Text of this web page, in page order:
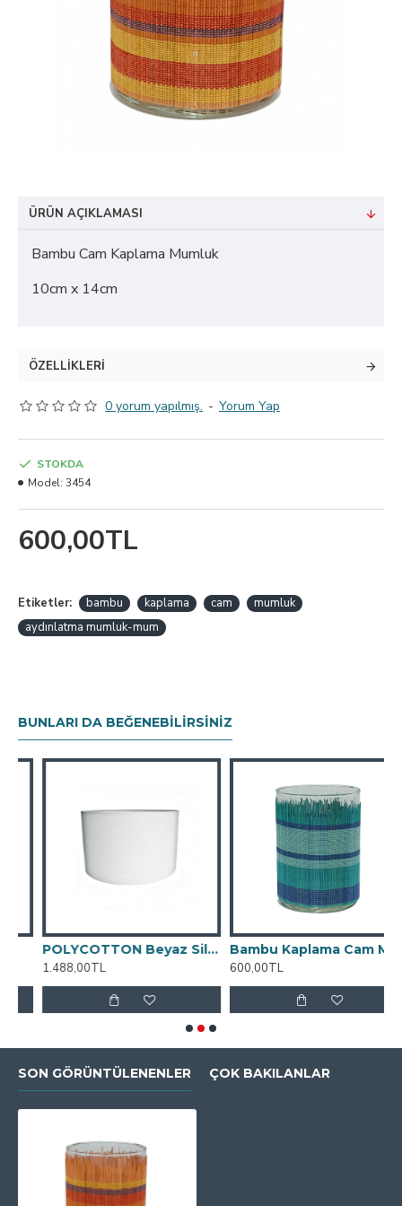
ÜRÜN AÇIKLAMASI
Bambu Cam Kaplama Mumluk
10cm x 14cm
ÖZELLIKLERI
0 yorum yapılmış. - Yorum Yap
600,00TL
STOKDA
Model: 3454
Etiketler: bambu kaplama cam
mumluk
aydınlatma mumluk-mum
BUNLARI DA BEĞENEBILIRSINIZ
POLYCOTTON Beyaz Silindir Abajur Başlığı
1.488,00TL
Bambu Kaplama Cam Mumluk
600,00TL
SON GÖRÜNTÜLENENLER ÇOK BAKILANLAR